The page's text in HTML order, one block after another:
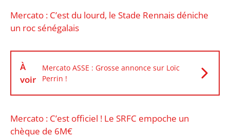
Mercato : C’est du lourd, le Stade Rennais déniche
un roc sénégalais
À
voir
Mercato ASSE : Grosse annonce sur Loïc
Perrin !
Mercato : C’est officiel ! Le SRFC empoche un
chèque de 6M€